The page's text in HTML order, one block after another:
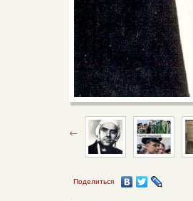
Поделиться